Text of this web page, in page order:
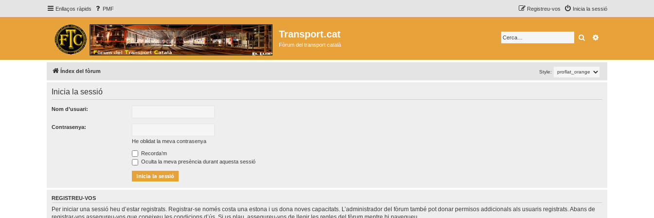
Enllaços ràpids PMF Inicia la sessió
Registreu-vos
Transport.cat
Fòrum del transport català
Cerca
Índex del fòrum Style:
Inicia la sessió
Nom d’usuari:
Contrasenya:
He oblidat la meva contrasenya
Recorda’m
Oculta la meva presència durant aquesta sessió
REGISTREU-VOS
Per iniciar una sessió heu d’estar registrats. Registrar-se només costa una estona i us dona noves capacitats. L’administrador del fòrum també pot donar permisos addicionals als usuaris registrats. Abans de